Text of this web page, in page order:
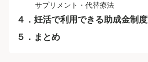
サプリメント・代替療法
４．妊活で利用できる助成金制度
５．まとめ